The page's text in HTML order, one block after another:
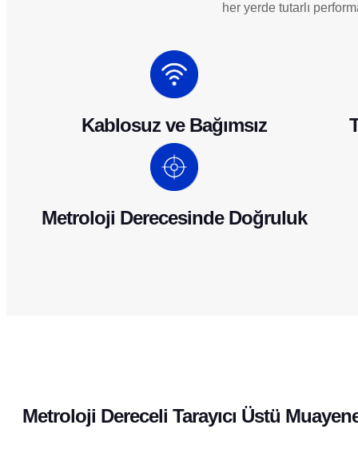
her yerde tutarlı
Kablosuz ve Bağımsız
Metroloji Derecesinde Doğruluk
Metroloji Dereceli Tarayıcı Üstü